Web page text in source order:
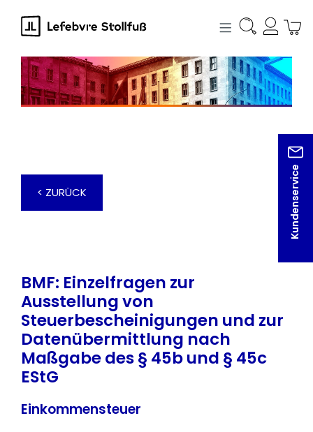
springen
Kundenservice
< ZURÜCK
BMF: Einzelfragen zur
Ausstellung von
Steuerbescheinigungen und zur
Datenübermittlung nach
Maßgabe des § 45b und § 45c
EStG
Einkommensteuer